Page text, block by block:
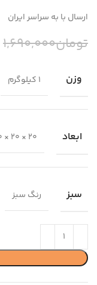
ارسال با به سراسر ایران
تومان1,690,000
وزن 1 کیلوگرم
ابعاد 20 × 20 × 10 سانتیمتر
سبز رنگ سبز